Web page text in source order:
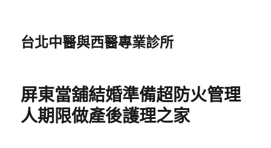
台北中醫與西醫專業診所
屏東當舖結婚準備超防火管理
人期限做產後護理之家